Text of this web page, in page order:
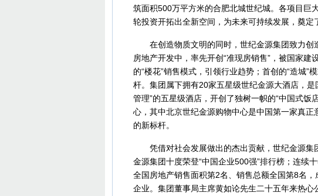
筑面积500万平方米的合肥北城世纪城。各项目巨
轮投资开拓出全新空间，为未来可持续发展，奠定
在创造物质文明的同时，世纪金源集团致力创
房地产开发中，率先开创“准现房销售”，被国家
的“楼花”销售模式，引领行业趋势；首创的“造城
杆。集团属下拥有20家五星级世纪金源大酒店，
管理”的五星级酒店，开创了独树一帜的“中国式饭
心，其中北京世纪金源购物中心是中国第一家真
的新标杆。
凭借对社会发展做出的杰出贡献，世纪金源集
金源集团十度荣登“中国企业500强”排行榜；连续
全国房地产销售面积第2名、销售总额全国第8名
企业。集团董事局主席黄如论先生二十五年来热